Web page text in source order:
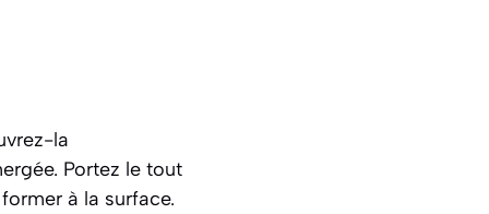
la
Portez le tout
à la surface.